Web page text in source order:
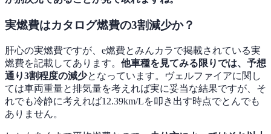
実燃費はカタログ燃費の3割減少か？
肝心の実燃費ですが、e燃費とみんカラで掲載されている実
燃費を記載してあります。 他車種を見てみる限りでは、予想
通り3割程度の減少となっています。ヴェルファイアに関し
ては車両重量と排気量を考えれば実に妥当な結果ですが、そ
れでも冷静に考えれば12.39km/Lを叩き出す時点でとんでも
ありません。